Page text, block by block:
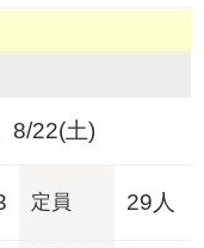
8/22(土)
定員 29人